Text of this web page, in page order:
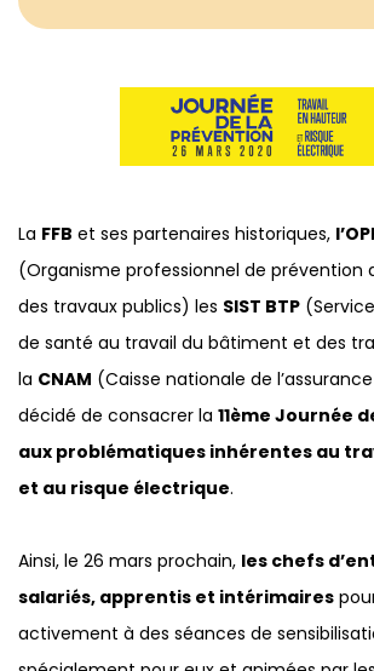
La FFB et ses partenaires historiques,
(Organisme professionnel de prévention
des travaux publics) les SIST BTP
de santé au travail du bâtiment et des
la CNAM (Caisse nationale de
décidé de consacrer la 11ème Journée
aux problématiques inhérentes au
et au risque électrique.
Ainsi, le 26 mars prochain, les chefs
salariés, apprentis et intérimaires
activement à des séances de